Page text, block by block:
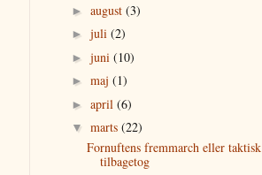
► august (3)
► juli (2)
► juni (10)
► maj (1)
► april (6)
▼ marts (22)
Fornuftens fremmarch eller taktisk
tilbagetog